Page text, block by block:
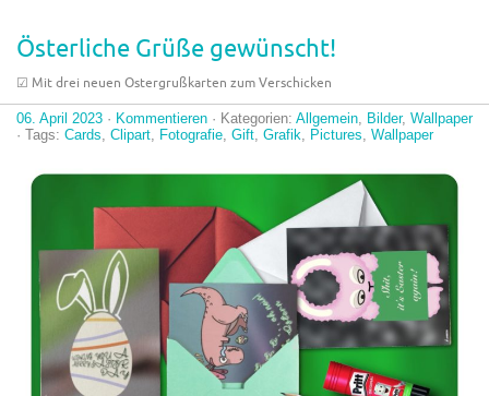
Österliche Grüße gewünscht!
☑︎ Mit drei neuen Ostergrußkarten zum Verschicken
06. April 2023 · Kommentieren · Kategorien: Allgemein, Bilder, Wallpaper
· Tags: Cards, Clipart, Fotografie, Gift, Grafik, Pictures, Wallpaper